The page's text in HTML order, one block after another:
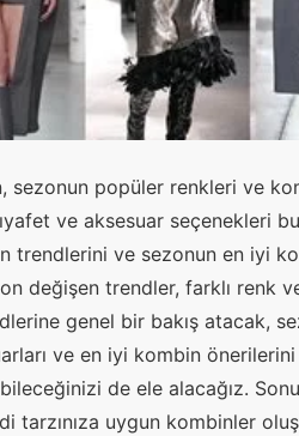
sezonun popüler renkleri ve
ve aksesuar seçenekleri
trendlerini ve sezonun en iyi
değişen trendler, farklı renk
genel bir bakış atacak,
ve en iyi kombin
de ele alacağız.
tarzınıza uygun kombinler